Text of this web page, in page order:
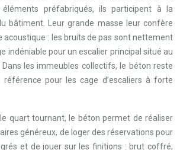
préfabriqués, ils participent à la
bâtiment. Leur grande masse leur confère
acoustique : les bruits de pas sont nettement
indéniable pour un escalier principal situé au
les immeubles collectifs, le béton reste
pour les cage d’escaliers à forte
quart tournant, le béton permet de réaliser
généreux, de loger des réservations pour
et de jouer sur les finitions : brut coffré,